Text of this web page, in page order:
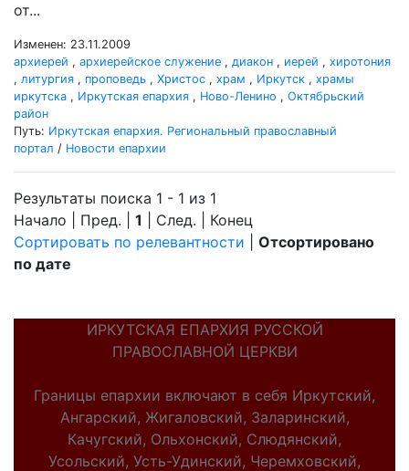
от...
Изменен: 23.11.2009
архиерей , архиерейское служение , диакон , иерей , хиротония
, литургия , проповедь , Христос , храм , Иркутск , храмы
иркутска , Иркутская епархия , Ново-Ленино , Октябрьский
район
Путь: Иркутская епархия. Региональный православный
портал / Новости епархии
Результаты поиска 1 - 1 из 1
Начало | Пред. | 1 | След. | Конец
Сортировать по релевантности
Отсортировано
по дате
ИРКУТСКАЯ ЕПАРХИЯ РУССКОЙ
ПРАВОСЛАВНОЙ ЦЕРКВИ
Границы епархии включают в себя Иркутский,
Ангарский, Жигаловский, Заларинский,
Качугский, Ольхонский, Слюдянский,
Усольский, Усть-Удинский, Черемховский,